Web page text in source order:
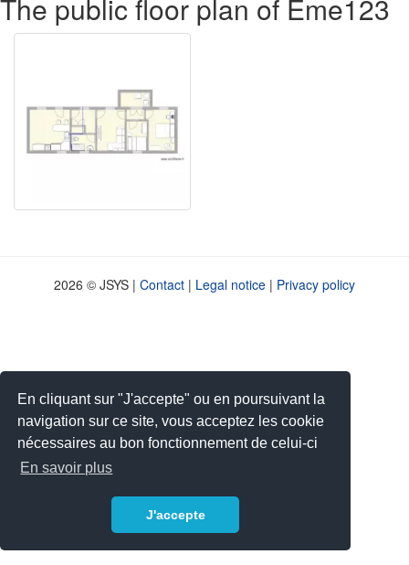
En cliquant sur "J'accepte" ou en poursuivant la
navigation sur ce site, vous acceptez les cookie
nécessaires au bon fonctionnement de celui-ci
En savoir plus
J'accepte
The public floor plan of Eme123
2026 © JSYS | Contact | Legal notice | Privacy policy